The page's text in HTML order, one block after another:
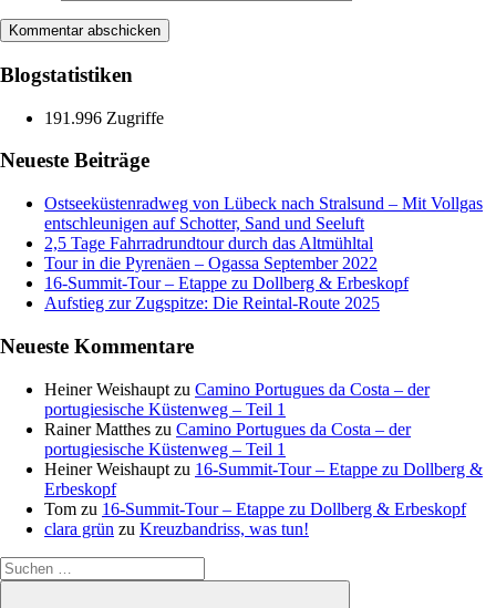
Blogstatistiken
191.996 Zugriffe
Neueste Beiträge
Ostseeküstenradweg von Lübeck nach Stralsund – Mit Vollgas
entschleunigen auf Schotter, Sand und Seeluft
2,5 Tage Fahrradrundtour durch das Altmühltal
Tour in die Pyrenäen – Ogassa September 2022
16‑Summit‑Tour – Etappe zu Dollberg & Erbeskopf
Aufstieg zur Zugspitze: Die Reintal-Route 2025
Neueste Kommentare
Heiner Weishaupt zu Camino Portugues da Costa – der
portugiesische Küstenweg – Teil 1
Rainer Matthes zu Camino Portugues da Costa – der
portugiesische Küstenweg – Teil 1
Heiner Weishaupt zu 16‑Summit‑Tour – Etappe zu Dollberg &
Erbeskopf
Tom zu 16‑Summit‑Tour – Etappe zu Dollberg & Erbeskopf
clara grün zu Kreuzbandriss, was tun!
Suchen
nach: